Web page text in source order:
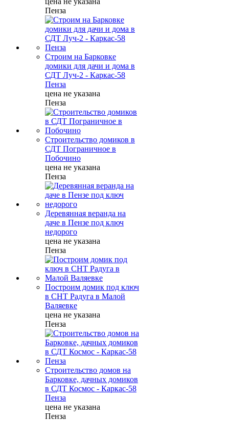
Пенза
Строим на Барковке
домики для дачи и дома в
СДТ Луч-2 - Каркас-58
Пенза
цена не указана
Пенза
Строительство домиков в
СДТ Пограничное в
Побочино
цена не указана
Пенза
Деревянная веранда на
даче в Пензе под ключ
недорого
цена не указана
Пенза
Построим домик под ключ
в СНТ Радуга в Малой
Валяевке
цена не указана
Пенза
Строительство домов на
Барковке, дачных домиков
в СДТ Космос - Каркас-58
Пенза
цена не указана
Пенза